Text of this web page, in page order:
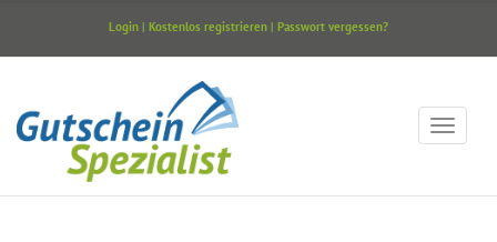
Login | Kostenlos registrieren | Passwort vergessen?